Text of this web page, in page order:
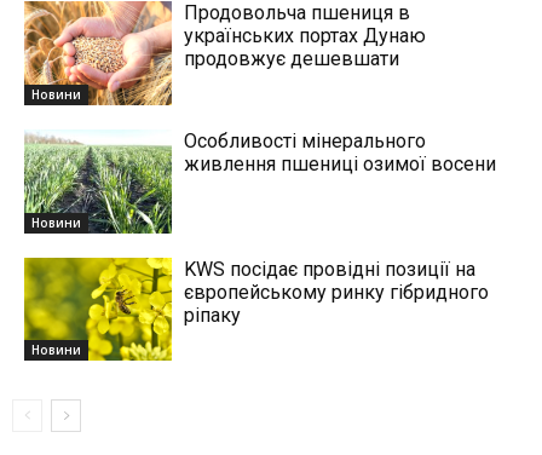
Новини
Продовольча пшениця в
українських портах Дунаю
продовжує дешевшати
Новини
Особливості мінерального
живлення пшениці озимої восени
Новини
KWS посідає провідні позиції на
європейському ринку гібридного
ріпаку